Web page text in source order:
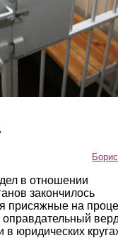
в отношении
закончилось
присяжные на
в юридических